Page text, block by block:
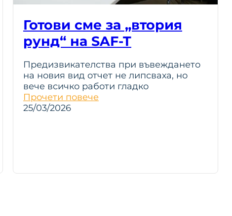
Готови сме за „втория
рунд“ на SAF-T
Предизвикателства при въвеждането
на новия вид отчет не липсваха, но
вече всичко работи гладко
Прочети повече
25/03/2026